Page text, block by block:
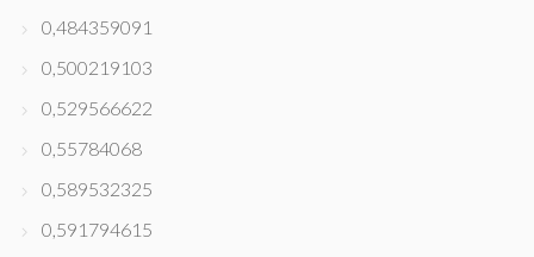
0,484359091
0,500219103
0,529566622
0,55784068
0,589532325
0,591794615